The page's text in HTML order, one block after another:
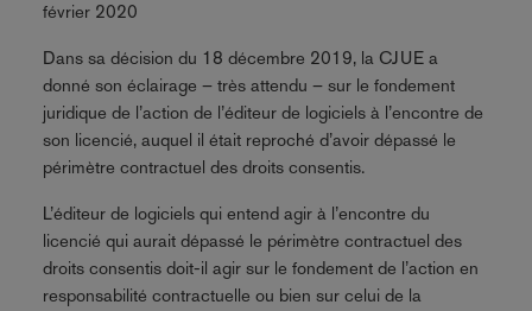
février 2020
Dans sa décision du 18 décembre 2019, la CJUE a
donné son éclairage – très attendu – sur le fondement
juridique de l’action de l’éditeur de logiciels à l’encontre de
son licencié, auquel il était reproché d’avoir dépassé le
périmètre contractuel des droits consentis.
L’éditeur de logiciels qui entend agir à l’encontre du
licencié qui aurait dépassé le périmètre contractuel des
droits consentis doit-il agir sur le fondement de l’action en
responsabilité contractuelle ou bien sur celui de la